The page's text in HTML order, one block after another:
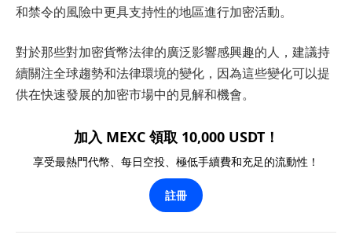
和禁令的風險中更具支持性的地區進行加密活動。
對於那些對加密貨幣法律的廣泛影響感興趣的人，建議持
續關注全球趨勢和法律環境的變化，因為這些變化可以提
供在快速發展的加密市場中的見解和機會。
加入 MEXC 領取 10,000 USDT！
享受最熱門代幣、每日空投、極低手續費和充足的流動性！
註冊